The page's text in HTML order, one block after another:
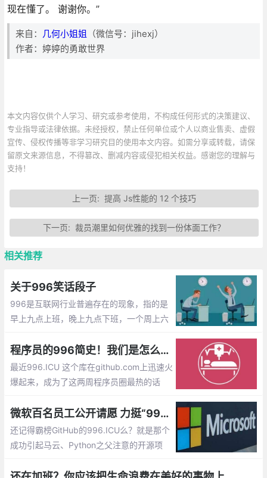
现在懂了。 谢谢你。”
来自： 几何小姐姐 （微信号：jihexj）
作者：婷婷的勇敢世界
本文内容仅供个人学习、研究或参考使用，不构成任何形式的决策建议、
专业指导或法律依据。未经授权，禁止任何单位或个人以商业售卖、虚假
宣传、侵权传播等非学习研究目的使用本文内容。如需分享或转载，请保
留原文来源信息，不得篡改、删减内容或侵犯相关权益。感谢您的理解与
支持！
上一页: 提高 Js性能的 12 个技巧
下一页: 裁员潮里如何优雅的找到一份体面工作？
相关推荐
关于996笑话段子
996是互联网行业普遍存在的现象，指的是
早上九点上班，晚上九点下班，一个周上六
家整理下关于996的笑话段子
程序员的996简史！我们是怎么一步步陷入996工作制的
最近996.ICU 这个库在github.com上迅速火
爆起来，成为了这两周程序员圈最热的话
工作制发起的抗议。
微软百名员工公开请愿 力挺“996ICU”
还记得霸榜GitHub的996.ICU么？就是那个
成功引起马云、Python之父注意的开源项
主Yoshua Bengio直斥马云观点为：“现代奴